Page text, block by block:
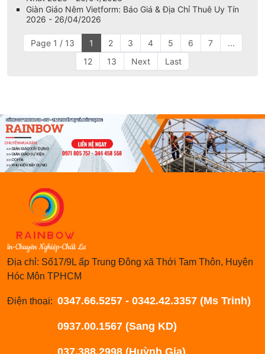
Giàn Giáo Xây Dựng Tại TP.HCM: Báo Giá Thuê & Mua Tốt
Nhất 2026 - 26/04/2026
Giàn Giáo Nêm Vietform: Báo Giá & Địa Chỉ Thuê Uy Tín
2026 - 26/04/2026
1 2 3 4 5
Địa chỉ: Số17/9L ấp Trung Đông xã Thới Tam Thôn, Huyện
0937.00.1567 (Sang KD)